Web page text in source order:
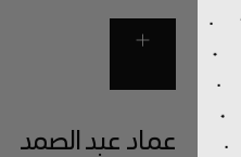
عماد عبد الصمد